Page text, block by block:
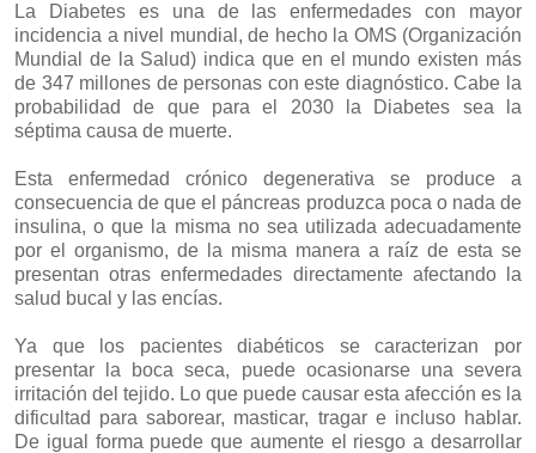
La Diabetes es una de las enfermedades con mayor
incidencia a nivel mundial, de hecho la OMS (Organización
Mundial de la Salud) indica que en el mundo existen más
de 347 millones de personas con este diagnóstico. Cabe la
probabilidad de que para el 2030 la Diabetes sea la
séptima causa de muerte.
Esta enfermedad crónico degenerativa se produce a
consecuencia de que el páncreas produzca poca o nada de
insulina, o que la misma no sea utilizada adecuadamente
por el organismo, de la misma manera a raíz de esta se
presentan otras enfermedades directamente afectando la
salud bucal y las encías.
Ya que los pacientes diabéticos se caracterizan por
presentar la boca seca, puede ocasionarse una severa
irritación del tejido. Lo que puede causar esta afección es la
dificultad para saborear, masticar, tragar e incluso hablar.
De igual forma puede que aumente el riesgo a desarrollar